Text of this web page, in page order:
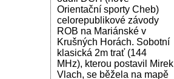
Orientační sporty Cheb)
celorepublikové závody
ROB na Mariánské v
Krušných Horách. Sobotní
klasická 2m trať (144
MHz), kterou postavil Mirek
Vlach, se běžela na mapě